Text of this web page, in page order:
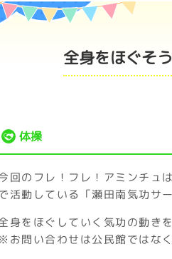
全身をほぐそ
体操
回のフレ！フレ！アミンチュ
活動している「瀬田南気功サ
身をほぐしていく気功の動き
※お問い合わせは公民館ではな